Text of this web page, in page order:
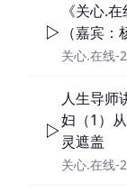
《关心.
（嘉宾
关心.在线-
人生导师
妇（1）
灵遮盖
关心.在线-